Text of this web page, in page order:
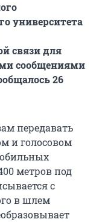
университета
связи для
сообщениями
26
передавать
и голосовом
метров под
с
в шлем